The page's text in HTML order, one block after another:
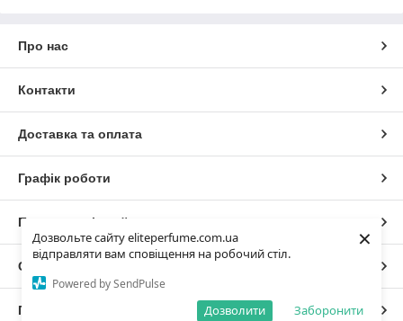
Дозвольте сайту eliteperfume.com.ua
відправляти вам сповіщення на робочий стіл.
Powered by SendPulse
Заборонити
Дозволити
×
Про нас
Контакти
Доставка та оплата
Графік роботи
Повна версія сайту
Сайт створено на маркетплейсі
Політика конфіденційності